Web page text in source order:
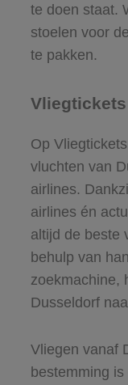
te doen staat.
stoelen voor
te pakken.
Op
vluchten van
airlines.
airlines én
altijd de beste
behulp van
zoekmachine,
Dusseldorf
Vliegen vanaf
bestemming